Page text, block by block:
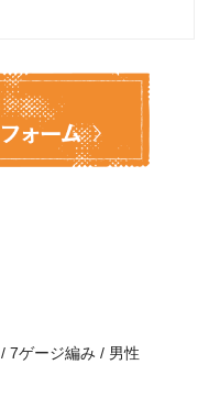
/7ゲージ編み / 男性